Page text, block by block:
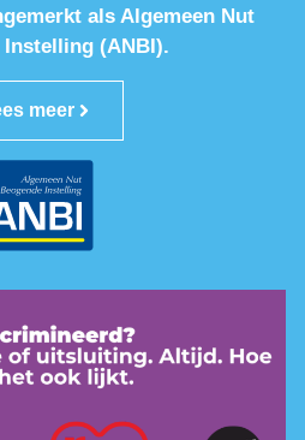
als Algemeen Nut
Instelling (ANBI).
meer